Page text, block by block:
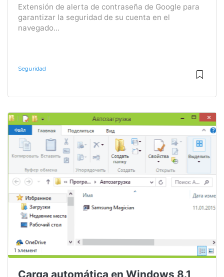
Extensión de alerta de contraseña de Google para
garantizar la seguridad de su cuenta en el
navegado...
Seguridad
Carga automática en Windows 8.1